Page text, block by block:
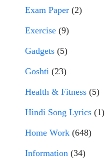
Exam Paper (2)
Exercise (9)
Gadgets (5)
Goshti (23)
Health & Fitness (5)
Hindi Song Lyrics (1)
Home Work (648)
Information (34)